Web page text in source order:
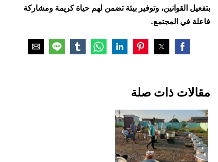
بتفعيل القوانين، وتوفير بيئة تضمن لهم حياة كريمة ومشاركة
فاعلة في المجتمع.
مقالات ذات صلة